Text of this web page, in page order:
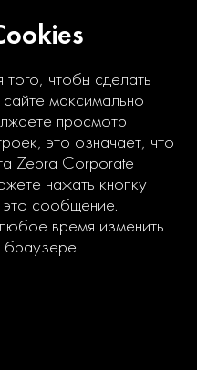
чтобы сделать
максимально
просмотр
это означает, что
Zebra Corporate
нажать кнопку
это сообщение.
время изменить